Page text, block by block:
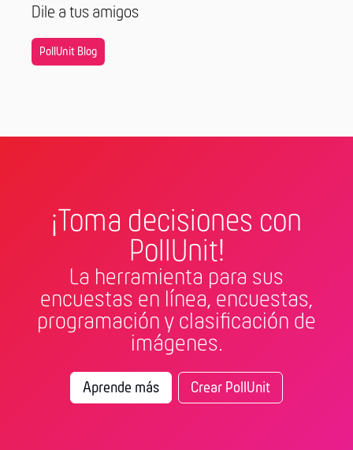
Dile a tus amigos
PollUnit Blog
¡Toma decisiones con
PollUnit!
La herramienta para sus
encuestas en línea, encuestas,
programación y clasificación de
imágenes.
Aprende más Crear PollUnit